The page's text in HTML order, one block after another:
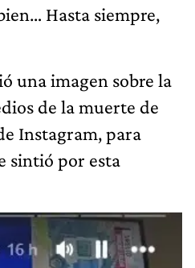
Hasta siempre,
una imagen sobre la
de la muerte de
Instagram, para
sintió por esta